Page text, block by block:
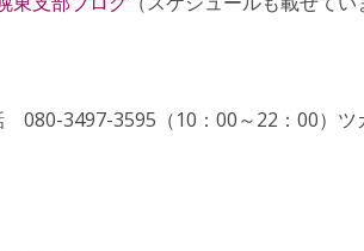
080-3497-3595（10：00～22：00）